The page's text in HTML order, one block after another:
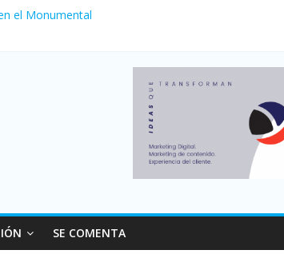
el Monumental
y consumo turístico: 4,6 millones de personas
en julio: bajó un 12,6% interanual
SE COMENTA